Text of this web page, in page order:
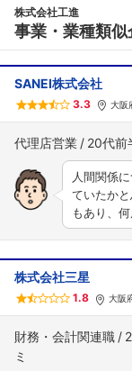
株式会社工進
事業・業種類似
SANEI株式会社
3.3 大阪
代理店営業 20代前
人間関係
ていたか
もあり、
株式会社三星
1.8 大阪
財務・会計関連職